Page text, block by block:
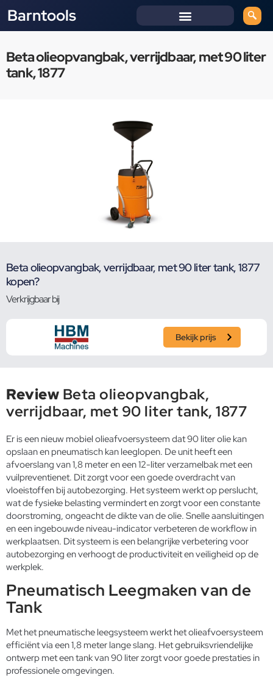
Barntools
Beta olieopvangbak, verrijdbaar, met 90 liter
tank, 1877
Beta olieopvangbak, verrijdbaar, met 90 liter tank, 1877
kopen?
Verkrijgbaar bij
Bekijk prijs
Review Beta olieopvangbak,
verrijdbaar, met 90 liter tank, 1877
Er is een nieuw mobiel olieafvoersysteem dat 90 liter olie kan
opslaan en pneumatisch kan leeglopen. De unit heeft een
afvoerslang van 1,8 meter en een 12-liter verzamelbak met een
vuilpreventienet. Dit zorgt voor een goede overdracht van
vloeistoffen bij autobezorging. Het systeem werkt op perslucht,
wat de fysieke belasting vermindert en zorgt voor een constante
doorstroming, ongeacht de dikte van de olie. Snelle aansluitingen
en een ingebouwde niveau-indicator verbeteren de workflow in
werkplaatsen. Dit systeem is een belangrijke verbetering voor
autobezorging en verhoogt de productiviteit en veiligheid op de
werkplek.
Pneumatisch Leegmaken van de
Tank
Met het pneumatische leegsysteem werkt het olieafvoersysteem
efficiënt via een 1,8 meter lange slang. Het gebruiksvriendelijke
ontwerp met een tank van 90 liter zorgt voor goede prestaties in
professionele omgevingen.